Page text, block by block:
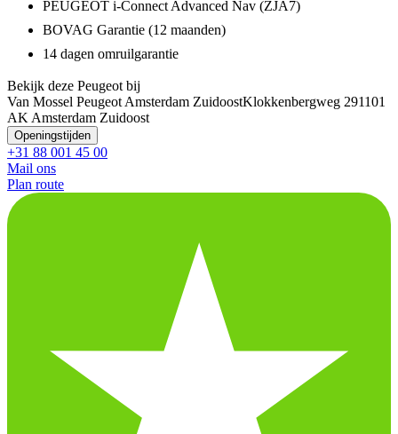
PEUGEOT i-Connect Advanced Nav (ZJA7)
BOVAG Garantie (12 maanden)
14 dagen omruilgarantie
Bekijk deze Peugeot bij
Van Mossel Peugeot Amsterdam ZuidoostKlokkenbergweg 291101
AK Amsterdam Zuidoost
Openingstijden
+31 88 001 45 00
Mail ons
Plan route